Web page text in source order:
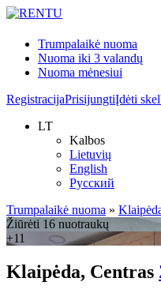
Trumpalaikė nuoma
Nuoma iki 3 valandų
Nuoma mėnesiui
RegistracijaPrisijungtiĮdėti
LT
Kalbos
Lietuvių
English
Русский
Trumpalaikė nuoma »
Žiūrėti 16 nuotraukų
+11
Klaipėda, Centras